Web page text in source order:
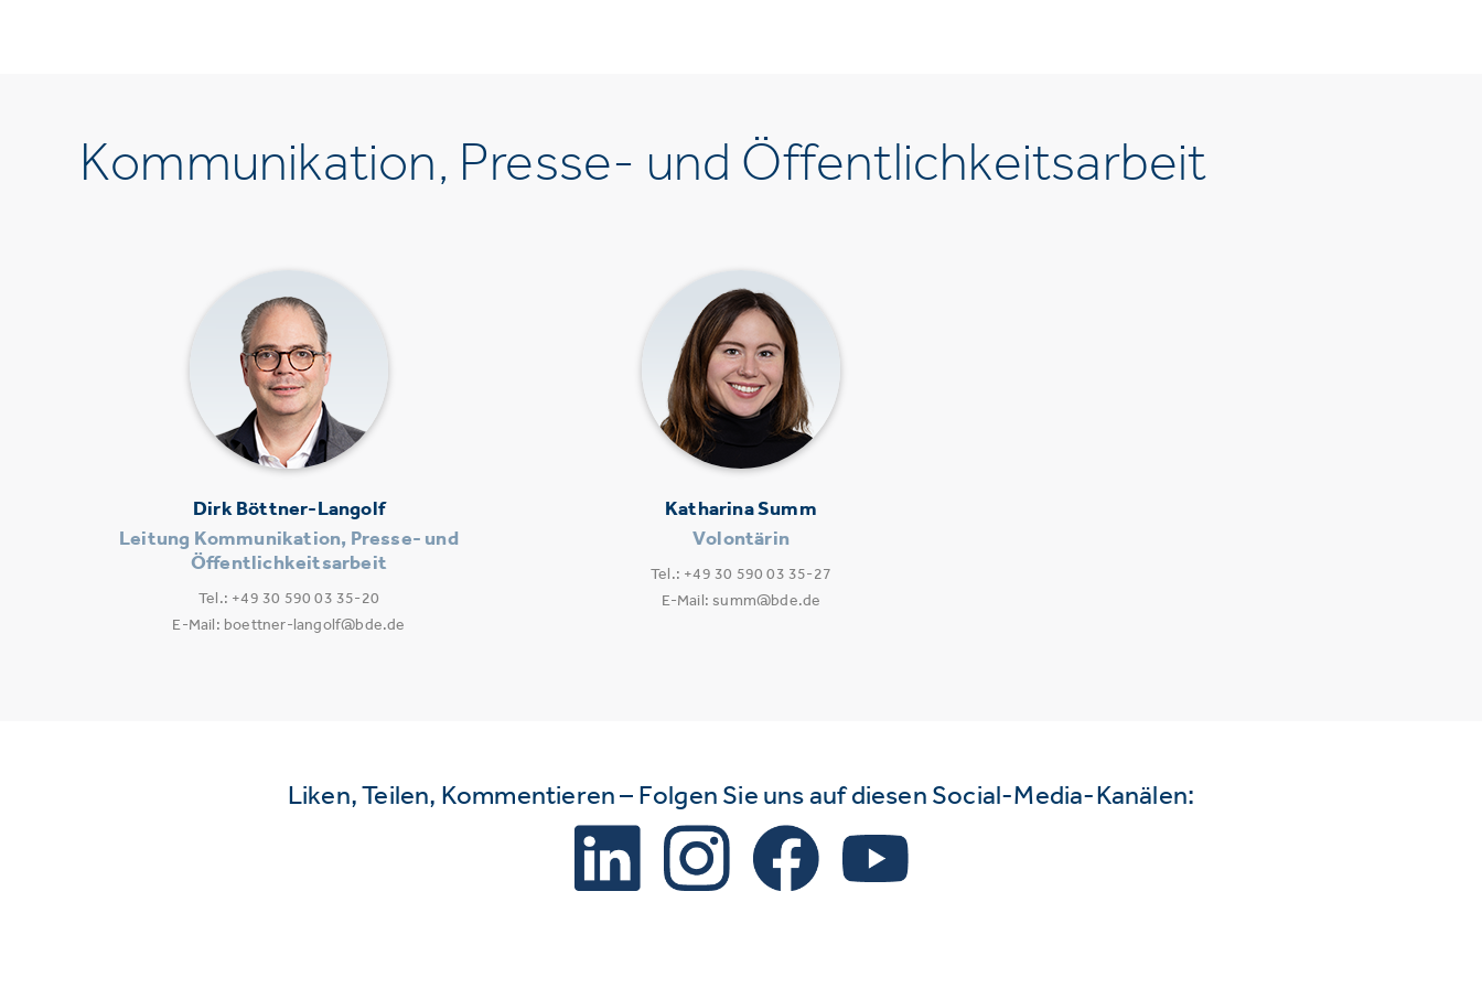
Kommunikation, Presse- und Öffentlichkeitsarbeit
Dirk Böttner-Langolf
Leitung Kommunikation, Presse- und
Öffentlichkeitsarbeit
Tel.: +49 30 590 03 35-20
E-Mail: boettner-langolf@bde.de
Katharina Summ
Volontärin
Tel.: +49 30 590 03 35-27
E-Mail: summ@bde.de
Liken, Teilen, Kommentieren – Folgen Sie uns auf diesen Social-Media-Kanälen: